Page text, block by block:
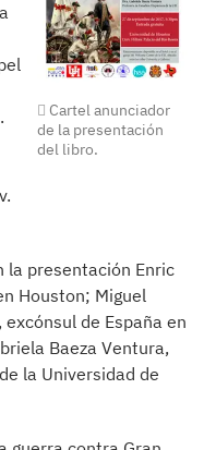
Cartel anunciador
de la presentación
del libro.
la presentación Enric
Houston; Miguel
de España en
Baeza Ventura,
la Universidad de